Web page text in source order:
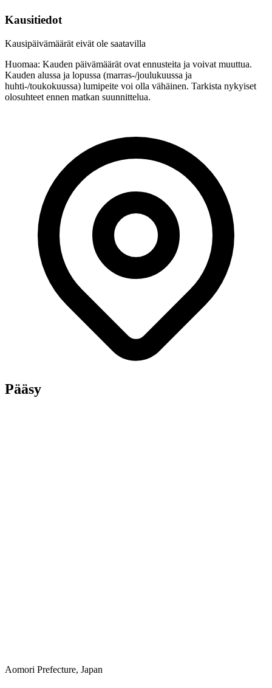
Kausitiedot
Kausipäivämäärät eivät ole saatavilla
Huomaa: Kauden päivämäärät ovat ennusteita ja voivat muuttua.
Kauden alussa ja lopussa (marras-/joulukuussa ja
huhti-/toukokuussa) lumipeite voi olla vähäinen. Tarkista nykyiset
olosuhteet ennen matkan suunnittelua.
Pääsy
Aomori Prefecture, Japan